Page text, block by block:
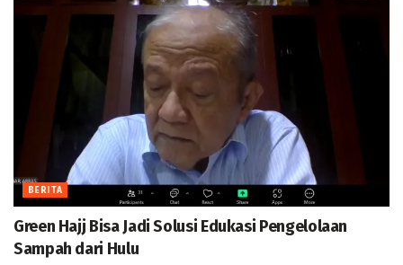
BERITA
Green Hajj Bisa Jadi Solusi Edukasi Pengelolaan
Sampah dari Hulu